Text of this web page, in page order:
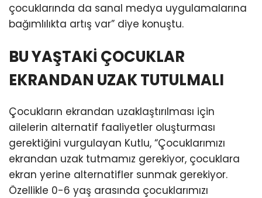
çocuklarında da sanal medya uygulamalarına
bağımlılıkta artış var” diye konuştu.
BU YAŞTAKİ ÇOCUKLAR
EKRANDAN UZAK TUTULMALI
Çocukların ekrandan uzaklaştırılması için
ailelerin alternatif faaliyetler oluşturması
gerektiğini vurgulayan Kutlu, “Çocuklarımızı
ekrandan uzak tutmamız gerekiyor, çocuklara
ekran yerine alternatifler sunmak gerekiyor.
Özellikle 0-6 yaş arasında çocuklarımızı